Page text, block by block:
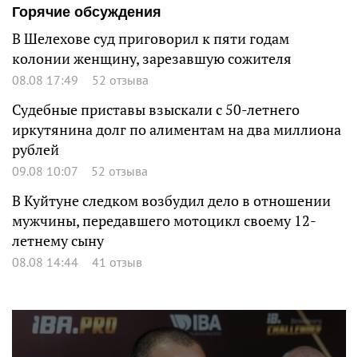
Горячие обсуждения
В Шелехове суд приговорил к пяти годам
колонии женщину, зарезавшую сожителя
08.08 17:49 52 отзыва
Судебные приставы взыскали с 50-летнего
иркутянина долг по алиментам на два миллиона
рублей
09.08 10:07 52 отзыва
В Куйтуне следком возбудил дело в отношении
мужчины, передавшего мотоцикл своему 12-
летнему сыну
08.08 14:44 41 отзыв